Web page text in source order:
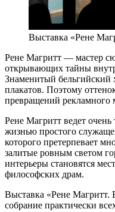
Выставка «Рене
Рене Магритт — мастер
открывающих тайны
Знаменитый бельгийский
плакатов. Поэтому
превращений рекламного
Рене Магритт ведет очень
жизнью простого
которого претерпевает
залитые ровным светом
интерьеры становятся
философских драм.
Выставка «Рене Магритт.
собрание практически